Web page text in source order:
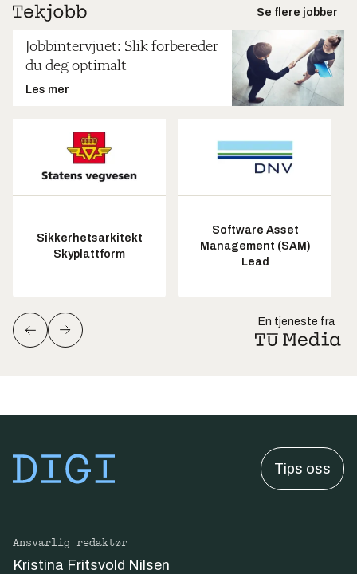
Se flere jobber
Jobbintervjuet: Slik forbereder
du deg optimalt
Les mer
Sikkerhetsarkitekt
Skyplattform
Software Asset
Management (SAM)
Lead
En tjeneste fra
Tips oss
Ansvarlig redaktør
Kristina Fritsvold Nilsen